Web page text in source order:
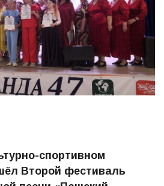
спортивном
Второй фестиваль